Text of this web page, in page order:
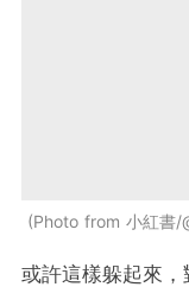
Photo from 小紅書/
或許這樣躲起來